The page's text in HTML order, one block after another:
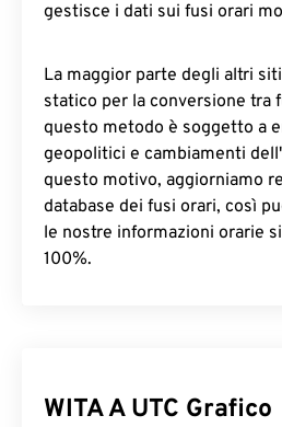
gestisce i dati sui fusi orari
La maggior parte degli altri
statico per la conversione tra
questo metodo è soggetto a
geopolitici e cambiamenti
questo motivo, aggiorniamo
database dei fusi orari, così
le nostre informazioni orarie
100%.
WITA A UTC Grafico